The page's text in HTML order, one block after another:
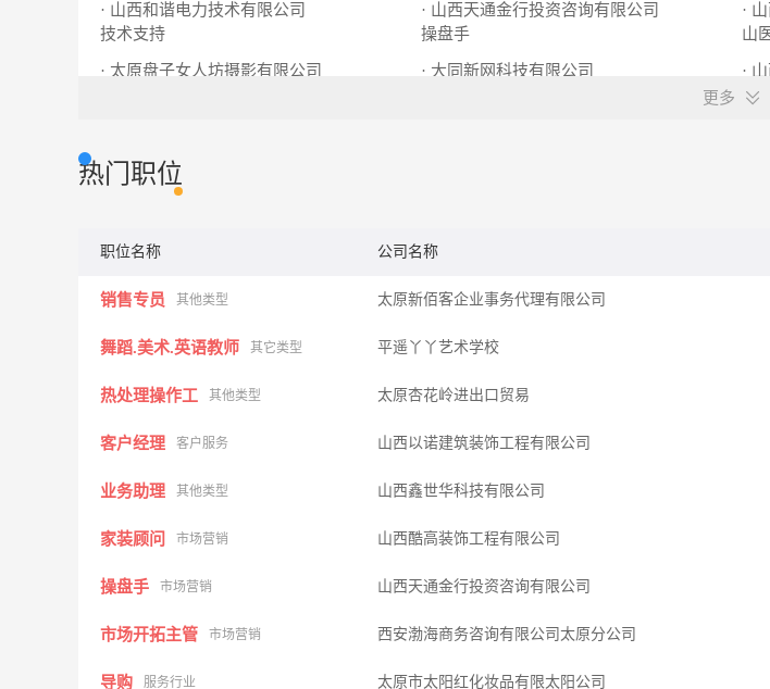
· 山西和谐电力技术有限公司
技术支持
· 山西天通金行投资咨询有限公司
操盘手
·
山
· 太原盘子女人坊摄影有限公司
· 大同新网科技有限公司
·
业
更多
热门职位
职位名称 公司名称
销售专员 其他类型 太原新佰客企业事务代理有限公司
舞蹈.美术.英语教师 其它类型 平遥丫丫艺术学校
热处理操作工 其他类型 太原杏花岭进出口贸易
客户经理 客户服务 山西以诺建筑装饰工程有限公司
业务助理 其他类型 山西鑫世华科技有限公司
家装顾问 市场营销 山西酷高装饰工程有限公司
操盘手 市场营销 山西天通金行投资咨询有限公司
市场开拓主管 市场营销 西安渤海商务咨询有限公司太原分公司
导购 服务行业 太原市太阳红化妆品有限太阳公司